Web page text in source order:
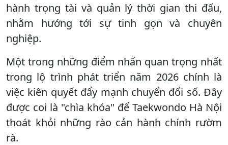
hành trọng tài và quản lý thời gian thi đấu,
nhằm hướng tới sự tinh gọn và chuyên
nghiệp.
Một trong những điểm nhấn quan trọng nhất
trong lộ trình phát triển năm 2026 chính là
việc kiên quyết đẩy mạnh chuyển đổi số. Đây
được coi là "chìa khóa" để Taekwondo Hà Nội
thoát khỏi những rào cản hành chính rườm
rà.